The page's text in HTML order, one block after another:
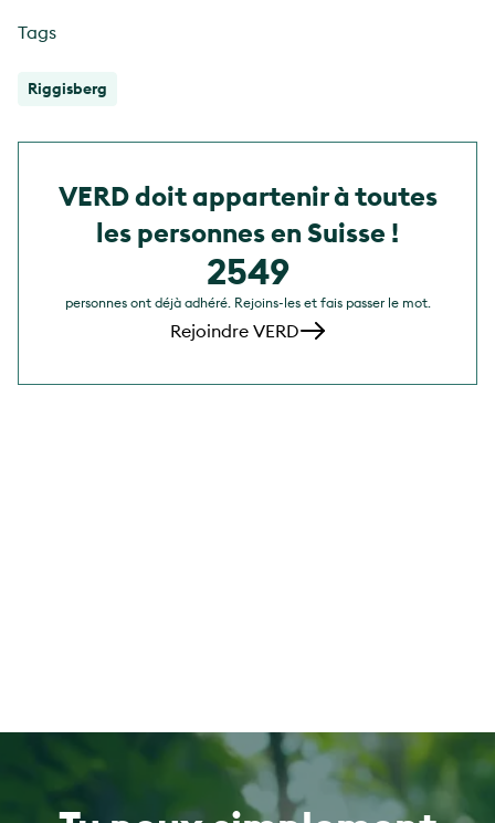
VERD doit appartenir à toutes
les personnes en Suisse !
2549
personnes ont déjà adhéré. Rejoins-les et fais passer le mot.
Rejoindre VERD
Tags
Riggisberg